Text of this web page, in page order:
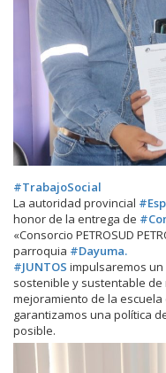
#TrabajoSocial
La autoridad provincial
honor de la entrega de
«Consorcio PETROSUD
parroquia #Dayuma.
#JUNTOS impulsaremos
sostenible y sustentable
mejoramiento de la
garantizamos una política
posible.